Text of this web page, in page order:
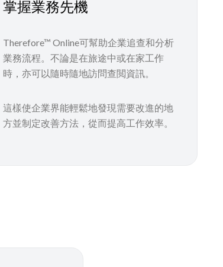
掌握業務先機
Therefore™ Online可幫助企業追查和分析
業務流程。不論是在旅途中或在家工作
時，亦可以隨時隨地訪問查閲資訊。
這樣使企業界能輕鬆地發現需要改進的地
方並制定改善方法，從而提高工作效率。